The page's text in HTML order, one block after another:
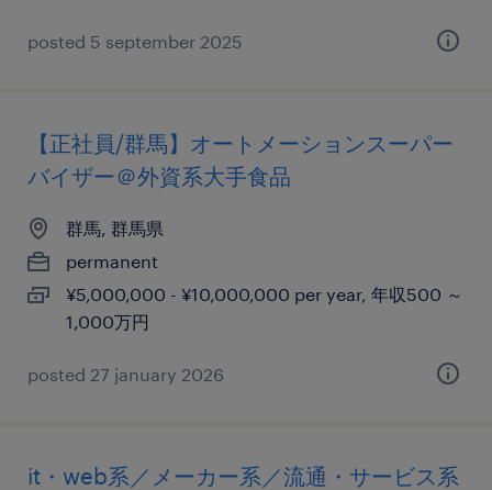
posted 5 september 2025
【正社員/群馬】オートメーションスーパー
バイザー＠外資系大手食品
群馬, 群馬県
permanent
¥5,000,000 - ¥10,000,000 per year, 年収500 ～
1,000万円
posted 27 january 2026
it・web系／メーカー系／流通・サービス系